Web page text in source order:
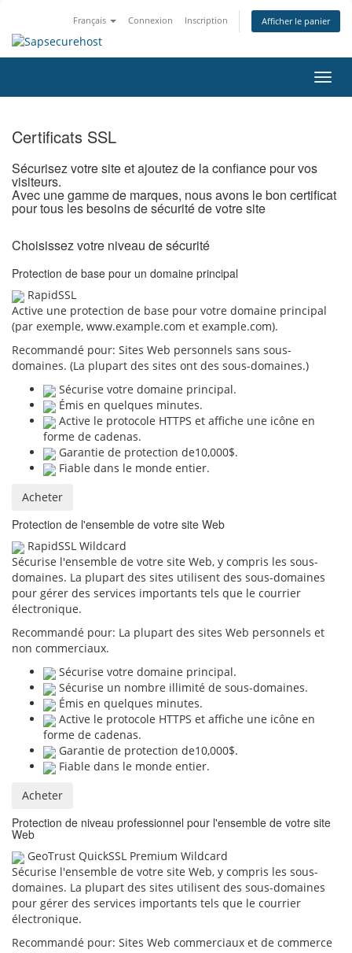
Français Connexion Inscription Afficher le panier
la
Certificats SSL
Sécurisez votre site et ajoutez de la confiance pour vos
visiteurs.
Avec une gamme de marques, nous avons le bon certificat
pour tous les besoins de sécurité de votre site
Choisissez votre niveau de sécurité
Protection de base pour un domaine principal
RapidSSL
Active une protection de base pour votre domaine principal
(par exemple, www.example.com et example.com).
Recommandé pour: Sites Web personnels sans sous-
domaines. (La plupart des sites ont des sous-domaines.)
Sécurise votre domaine principal.
Émis en quelques minutes.
Active le protocole HTTPS et affiche une icône en
forme de cadenas.
Garantie de protection de10,000$.
Fiable dans le monde entier.
Acheter
Protection de l'ensemble de votre site Web
RapidSSL Wildcard
Sécurise l'ensemble de votre site Web, y compris les sous-
domaines. La plupart des sites utilisent des sous-domaines
pour gérer des services importants tels que le courrier
électronique.
Recommandé pour: La plupart des sites Web personnels et
non commerciaux.
Sécurise votre domaine principal.
Sécurise un nombre illimité de sous-domaines.
Émis en quelques minutes.
Active le protocole HTTPS et affiche une icône en
forme de cadenas.
Garantie de protection de10,000$.
Fiable dans le monde entier.
Acheter
Protection de niveau professionnel pour l'ensemble de votre site
Web
GeoTrust QuickSSL Premium Wildcard
Sécurise l'ensemble de votre site Web, y compris les sous-
domaines. La plupart des sites utilisent des sous-domaines
pour gérer des services importants tels que le courrier
électronique.
Recommandé pour: Sites Web commerciaux et de commerce